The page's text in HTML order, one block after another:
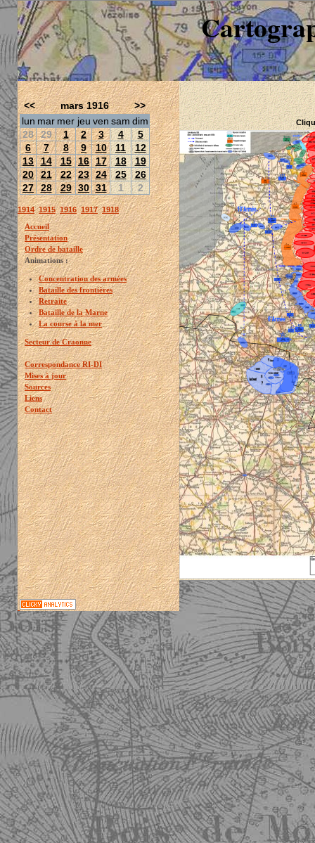
<< mars 1916
>>
lun mar mer jeu ven sam dim
28 29 1 2 3 4
5
6
7 8 9 10 11
12
13 14 15 16 17 18
19
20 21 22 23 24 25
26
27 28 29 30 31 1 2
1914 1915 1916 1917 1918
Accueil
Présentation
Ordre de bataille
Animations :
Concentration des armées
Bataille des frontières
Retraite
Bataille de la Marne
La course à la mer
Secteur de Craonne
Correspondance RI-DI
Mises à jour
Sources
Liens
Contact